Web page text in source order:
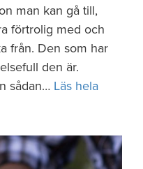
man kan gå till,
förtrolig med och
från. Den som har
den är.
sådan… Läs hela